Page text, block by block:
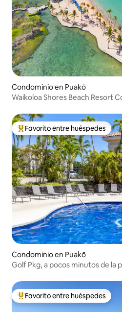
Condominio en Puakō
De los mejores en Favorito entre
Favorito entre huéspedes
Condominio en Puakō
Golf Pkg, a pocos minutos de la
De los mejores en Favorito entre
Favorito entre huéspedes